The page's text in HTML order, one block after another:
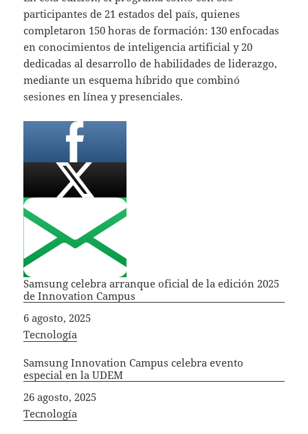
participantes de 21 estados del país, quienes
completaron 150 horas de formación: 130 enfocadas
en conocimientos de inteligencia artificial y 20
dedicadas al desarrollo de habilidades de liderazgo,
mediante un esquema híbrido que combinó
sesiones en línea y presenciales.
Samsung celebra arranque oficial de la edición 2025
de Innovation Campus
Fecha
6 agosto, 2025
In relation to
Tecnología
Samsung Innovation Campus celebra evento
especial en la UDEM
Fecha
26 agosto, 2025
In relation to
Tecnología